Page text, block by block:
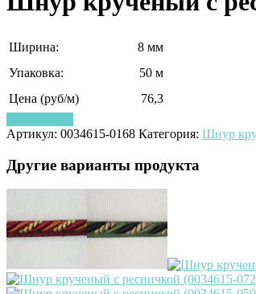
Ширина:
8 мм
Упаковка:
50 м
Цена (руб/м)
76,3
Артикул: 0034615-0168 Категория: Шнур
Другие варианты продукта